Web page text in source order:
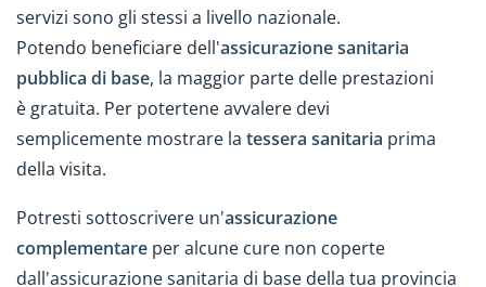
servizi sono gli stessi a livello nazionale.
Potendo beneficiare dell'assicurazione sanitaria
pubblica di base, la maggior parte delle prestazioni
è gratuita. Per potertene avvalere devi
semplicemente mostrare la tessera sanitaria prima
della visita.
Potresti sottoscrivere un'assicurazione
complementare per alcune cure non coperte
dall'assicurazione sanitaria di base della tua provincia